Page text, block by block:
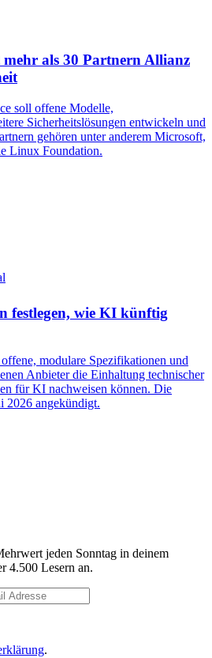
als 30 Partnern Allianz
soll offene Modelle,
Sicherheitslösungen entwickeln und
gehören unter anderem Microsoft,
Linux Foundation.
festlegen, wie KI künftig
modulare Spezifikationen und
Anbieter die Einhaltung technischer
für KI nachweisen können. Die
2026 angekündigt.
jeden Sonntag in deinem
4.500 Lesern an.
.